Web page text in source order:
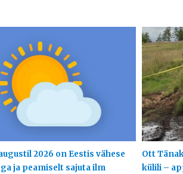
2026 on Eestis vähese
ja peamiselt sajuta ilm
Ott
külili –